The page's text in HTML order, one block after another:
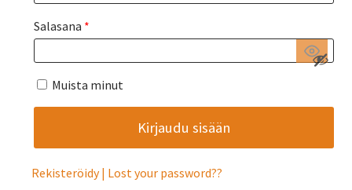
Salasana *
Muista minut
Rekisteröidy Lost your password?